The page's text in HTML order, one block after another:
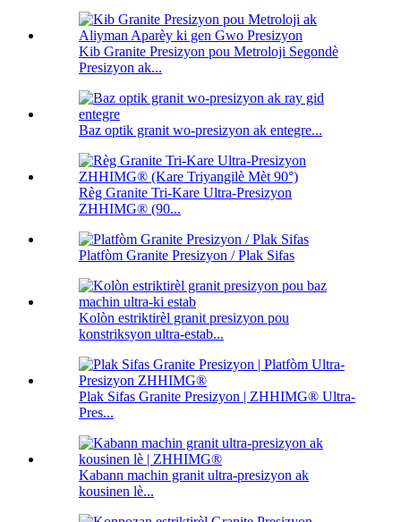
Kib Granite Presizyon pou Metroloji Segondè
Presizyon ak...
Baz optik granit wo-presizyon ak entegre...
Règ Granite Tri-Kare Ultra-Presizyon
ZHHIMG® (90...
Platfòm Granite Presizyon / Plak Sifas
Kolòn estriktirèl granit presizyon pou
konstriksyon ultra-estab...
Plak Sifas Granite Presizyon | ZHHIMG® Ultra-
Pres...
Kabann machin granit ultra-presizyon ak
kousinen lè...